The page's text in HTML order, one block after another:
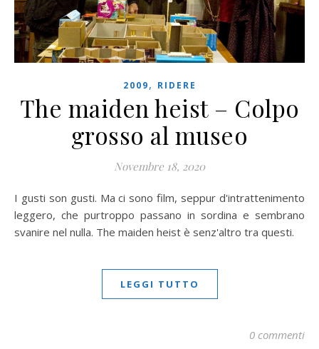
2009, RIDERE
The maiden heist – Colpo
grosso al museo
Novembre 18, 2020
I gusti son gusti. Ma ci sono film, seppur d'intrattenimento
leggero, che purtroppo passano in sordina e sembrano
svanire nel nulla. The maiden heist è senz'altro tra questi.
LEGGI TUTTO
0 commenti